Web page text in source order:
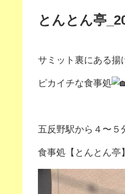
とんとん亭
サミット裏にある揚
ピカイチな食事処
五反野駅から４〜５
食事処【とんとん亭